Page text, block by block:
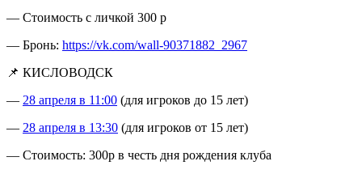
— Стоимость с личкой 300 р
— Бронь: https://vk.com/wall-90371882_2967
📌 КИСЛОВОДСК
— 28 апреля в 11:00 (для игроков до 15 лет)
— 28 апреля в 13:30 (для игроков от 15 лет)
— Стоимость: 300р в честь дня рождения клуба